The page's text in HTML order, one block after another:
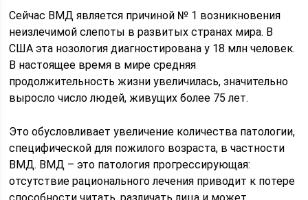
Сейчас ВМД является причиной № 1 возникновения
неизлечимой слепоты в развитых странах мира. В
США эта нозология диагностирована у 18 млн человек.
В настоящее время в мире средняя
продолжительность жизни увеличилась, значительно
выросло число людей, живущих более 75 лет.
Это обусловливает увеличение количества патологии,
специфической для пожилого возраста, в частности
ВМД. ВМД – это патология прогрессирующая:
отсутствие рационального лечения приводит к потере